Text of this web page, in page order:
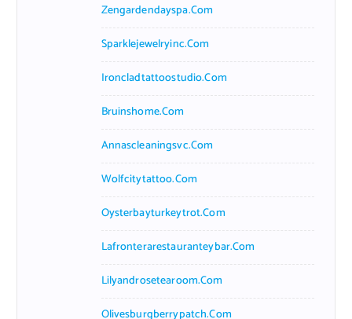
Zengardendayspa.com
Sparklejewelryinc.com
Ironcladtattoostudio.com
Bruinshome.com
Annascleaningsvc.com
Wolfcitytattoo.com
Oysterbayturkeytrot.com
Lafronterarestauranteybar.com
Lilyandrosetearoom.com
Olivesburgberrypatch.com